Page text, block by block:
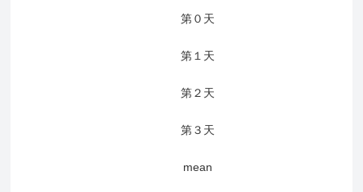
第０天
第１天
第２天
第３天
mean